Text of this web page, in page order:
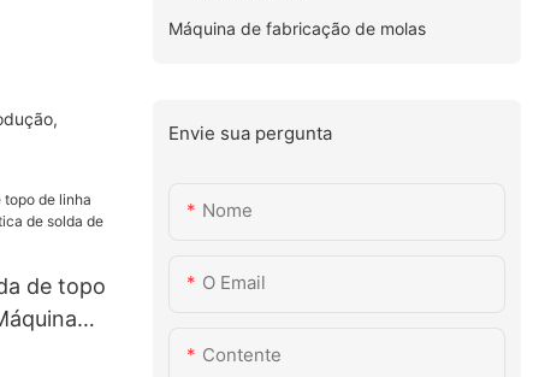
de topo
Máquina de fabricação de molas
Envie sua pergunta
Nome
O Email
Contente